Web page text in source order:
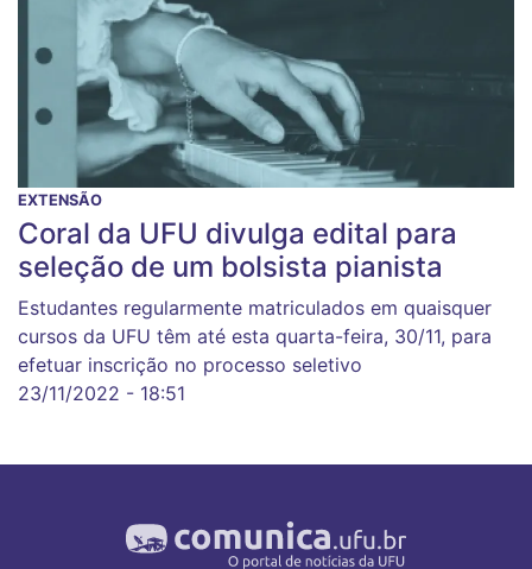
EXTENSÃO
Coral da UFU divulga edital para
seleção de um bolsista pianista
Estudantes regularmente matriculados em quaisquer
cursos da UFU têm até esta quarta-feira, 30/11, para
efetuar inscrição no processo seletivo
23/11/2022 - 18:51